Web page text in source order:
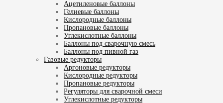
Ацетиленовые баллоны
Гелиевые баллоны
Кислородные баллоны
Пропановые баллоны
Углекислотные баллоны
Баллоны под сварочную смесь
Баллоны под пивной газ
Газовые редукторы
Аргоновые редукторы
Кислородные редукторы
Пропановые редукторы
Регуляторы для сварочной смеси
Углекислотные редукторы